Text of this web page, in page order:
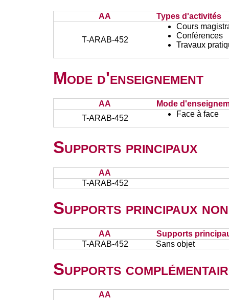
AA Types d'activités
T-ARAB-452
Cours
Conférences
Travaux
Mode d'enseignement
AA
Mode
T-ARAB-452
Face à face
Supports principaux
AA
T-ARAB-452
Supports principaux
AA
Supports
T-ARAB-452
Sans objet
Supports
AA